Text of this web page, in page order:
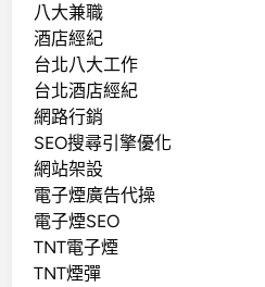
八大兼職
酒店經紀
台北八大工作
台北酒店經紀
網路行銷
SEO搜尋引擎優化
網站架設
電子煙廣告代操
電子煙SEO
TNT電子煙
TNT煙彈